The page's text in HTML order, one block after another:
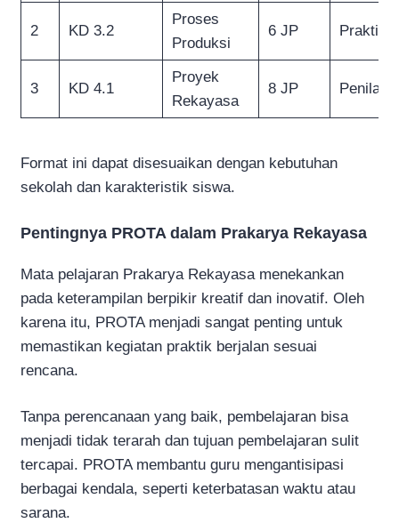
2 KD 3.2
Proses
Produksi
6 JP Praktik
3 KD 4.1
Proyek
Rekayasa
8 JP Penilaian
Format ini dapat disesuaikan dengan kebutuhan
sekolah dan karakteristik siswa.
Pentingnya PROTA dalam Prakarya Rekayasa
Mata pelajaran Prakarya Rekayasa menekankan
pada keterampilan berpikir kreatif dan inovatif. Oleh
karena itu, PROTA menjadi sangat penting untuk
memastikan kegiatan praktik berjalan sesuai
rencana.
Tanpa perencanaan yang baik, pembelajaran bisa
menjadi tidak terarah dan tujuan pembelajaran sulit
tercapai. PROTA membantu guru mengantisipasi
berbagai kendala, seperti keterbatasan waktu atau
sarana.